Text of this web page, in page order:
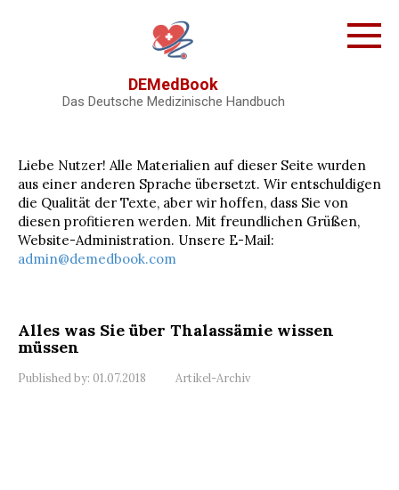
DEMedBook
Das Deutsche Medizinische Handbuch
Liebe Nutzer! Alle Materialien auf dieser Seite wurden
aus einer anderen Sprache übersetzt. Wir entschuldigen
die Qualität der Texte, aber wir hoffen, dass Sie von
diesen profitieren werden. Mit freundlichen Grüßen,
Website-Administration. Unsere E-Mail:
admin@demedbook.com
Alles was Sie über Thalassämie wissen
müssen
Published by: 01.07.2018 Artikel-Archiv